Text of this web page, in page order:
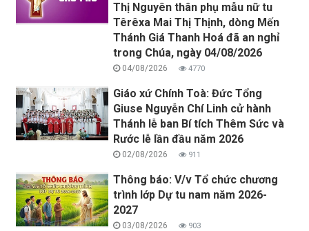
Thị Nguyên thân phụ mẫu nữ tu
Têrêxa Mai Thị Thịnh, dòng Mến
Thánh Giá Thanh Hoá đã an nghỉ
trong Chúa, ngày 04/08/2026
04/08/2026 4770
Giáo xứ Chính Toà: Đức Tổng
Giuse Nguyễn Chí Linh cử hành
Thánh lễ ban Bí tích Thêm Sức và
Rước lễ lần đầu năm 2026
02/08/2026 911
Thông báo: V/v Tổ chức chương
trình lớp Dự tu nam năm 2026-
2027
03/08/2026 903